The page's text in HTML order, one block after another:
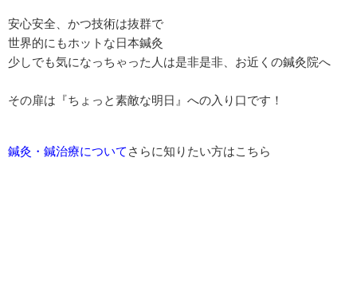
安心安全、かつ技術は抜群で
世界的にもホットな日本鍼灸
少しでも気になっちゃった人は是非是非、お近くの鍼灸院へ
その扉は『ちょっと素敵な明日』への入り口です！
鍼灸・鍼治療について さらに知りたい方はこちら